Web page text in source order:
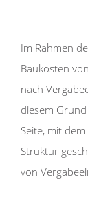
Im Rahmen
Baukosten
nach
diesem
Seite, mit
Struktur
von